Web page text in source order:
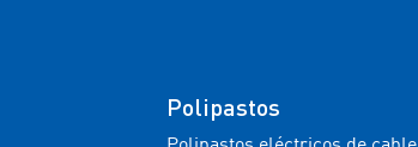
Polipastos